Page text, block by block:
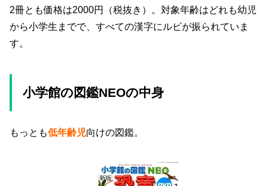
2冊とも価格は2000円（税抜き）。対象年齢はどれも幼児
から小学生までで、すべての漢字にルビが振られていま
す。
小学館の図鑑NEOの中身
もっとも低年齢児向けの図鑑。